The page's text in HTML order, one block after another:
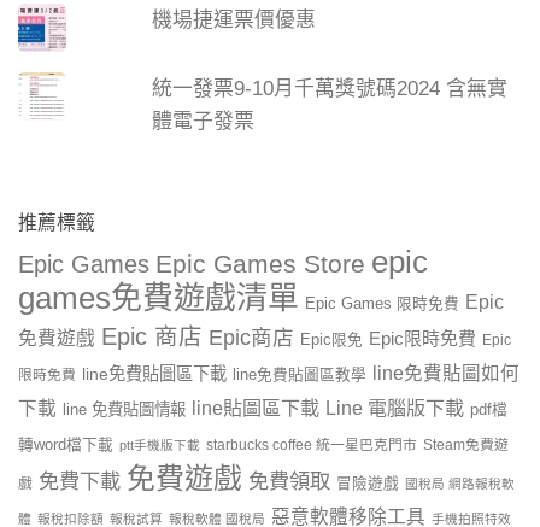
機場捷運票價優惠
統一發票9-10月千萬獎號碼2024 含無實
體電子發票
推薦標籤
Epic Games Epic Games Store epic
games免費遊戲清單 Epic Games 限時免費 Epic
免費遊戲 Epic 商店 Epic商店 Epic限免 Epic限時免費 Epic
限時免費 line免費貼圖區下載 line免費貼圖區教學
line免費貼圖如何
下載 line 免費貼圖情報 line貼圖區下載 Line 電腦版下載 pdf檔
轉word檔下載 ptt手機版下載 starbucks coffee 統一星巴克門市 Steam免費遊
戲 免費下載 免費遊戲 免費領取 冒險遊戲 國稅局 網路報稅軟
體 報稅扣除額 報稅試算 報稅軟體 國稅局 惡意軟體移除工具 手機拍照特效